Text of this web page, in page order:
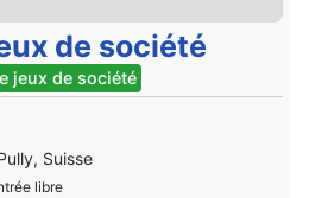
de société
jeux de société
Suisse
libre